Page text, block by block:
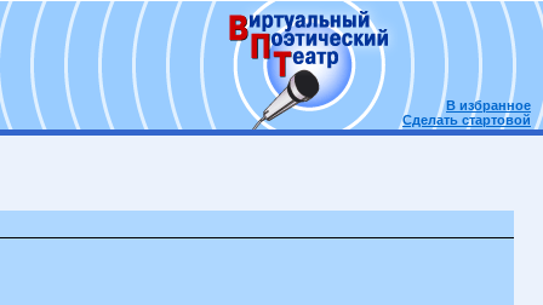
В избранное
Сделать стартовой